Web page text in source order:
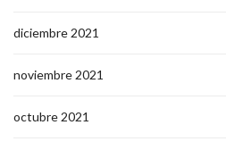
diciembre 2021
noviembre 2021
octubre 2021